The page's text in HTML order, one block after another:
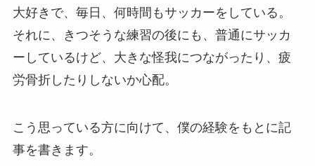
大好きで、毎日、何時間もサッカーをしている。
それに、きつそうな練習の後にも、普通にサッカ
ーしているけど、大きな怪我につながったり、疲
労骨折したりしないか心配。
こう思っている方に向けて、僕の経験をもとに記
事を書きます。